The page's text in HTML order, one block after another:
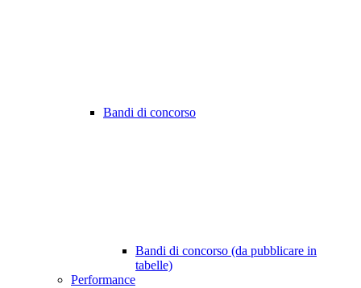
Bandi di concorso
Bandi di concorso (da pubblicare in
tabelle)
Performance